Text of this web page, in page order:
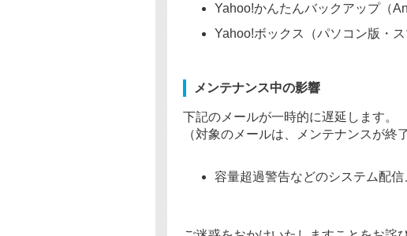
Yahoo!かんたんバックアップ（
Yahoo!ボックス（パソコン版・ス
メンテナンス中の影響
下記のメールが一時的に遅延します。
（対象のメールは、メンテナンスが終
容量超過警告などのシステム配